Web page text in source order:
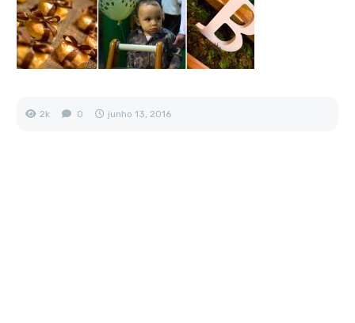
2k 0 junho 13, 2016